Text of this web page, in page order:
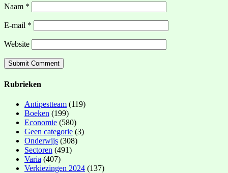
Naam *
E-mail *
Website
Rubrieken
Antipestteam (119)
Boeken (199)
Economie (580)
Geen categorie (3)
Onderwijs (308)
Sectoren (491)
Varia (407)
Verkiezingen 2024 (137)